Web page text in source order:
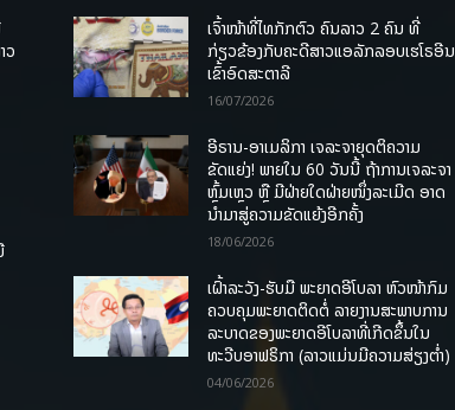
ວ
ເຈົ້າໜ້າທີ່ໄທກັກຕົວ ຄົນລາວ 2 ຄົນ ທີ່
ກ່ຽວຂ້ອງກັບຄະດີສາວແອລັກລອບເຮໂຣອີນ
ເຂົ້າອົດສະຕາລີ
16/07/2026
ອີຣານ-ອາເມລິກາ ເຈລະຈາຍຸດຕິຄວາມ
ຂັດແຍ່ງ! ພາຍໃນ 60 ວັນນີ້ ຖ້າການເຈລະຈາ
ຫຼົ້ມເຫຼວ ຫຼື ມີຝ່າຍໃດຝ່າຍໜຶ່ງລະເມີດ ອາດ
ນໍາມາສູ່ຄວາມຂັດແຍ້ງອີກຄັ້ງ
18/06/2026
ເຝົ້າລະວັງ-ຮັບມື ພະຍາດອີໂບລາ ຫົວໜ້າກົມ
ຄວບຄຸມພະຍາດຕິດຕໍ່ ລາຍງານສະພາບການ
ລະບາດຂອງພະຍາດອີໂບລາທີ່ເກີດຂຶ້ນໃນ
ທະວີບອາຟຣິກາ (ລາວແມ່ນມີຄວາມສ່ຽງຕໍ່າ)
04/06/2026